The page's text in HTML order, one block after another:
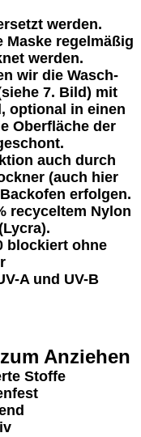
werden.
Maske regelmäßig
werden.
wir die Wasch-
7. Bild) mit
optional in einen
Oberfläche der
auch durch
(auch hier
erfolgen.
recyceltem Nylon
blockiert ohne
A und UV-B
Anziehen
Stoffe